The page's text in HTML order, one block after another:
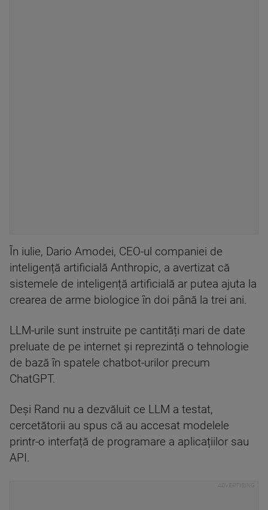
În iulie, Dario Amodei, CEO-ul companiei de
inteligență artificială Anthropic, a avertizat că
sistemele de inteligență artificială ar putea ajuta la
crearea de arme biologice în doi până la trei ani.
LLM-urile sunt instruite pe cantități mari de date
preluate de pe internet și reprezintă o tehnologie
de bază în spatele chatbot-urilor precum
ChatGPT.
Deși Rand nu a dezvăluit ce LLM a testat,
cercetătorii au spus că au accesat modelele
printr-o interfață de programare a aplicațiilor sau
API.